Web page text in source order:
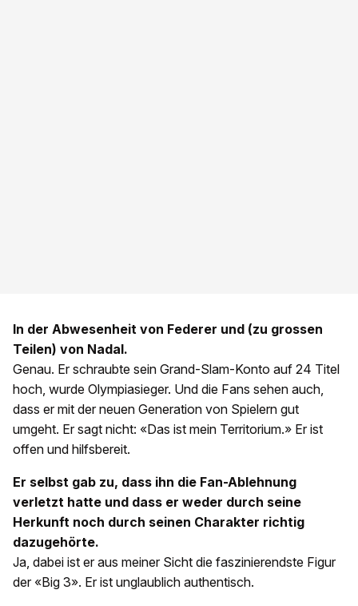
In der Abwesenheit von Federer und (zu grossen
Teilen) von Nadal.
Genau. Er schraubte sein Grand-Slam-Konto auf 24 Titel
hoch, wurde Olympiasieger. Und die Fans sehen auch,
dass er mit der neuen Generation von Spielern gut
umgeht. Er sagt nicht: «Das ist mein Territorium.» Er ist
offen und hilfsbereit.
Er selbst gab zu, dass ihn die Fan-Ablehnung
verletzt hatte und dass er weder durch seine
Herkunft noch durch seinen Charakter richtig
dazugehörte.
Ja, dabei ist er aus meiner Sicht die faszinierendste Figur
der «Big 3». Er ist unglaublich authentisch.